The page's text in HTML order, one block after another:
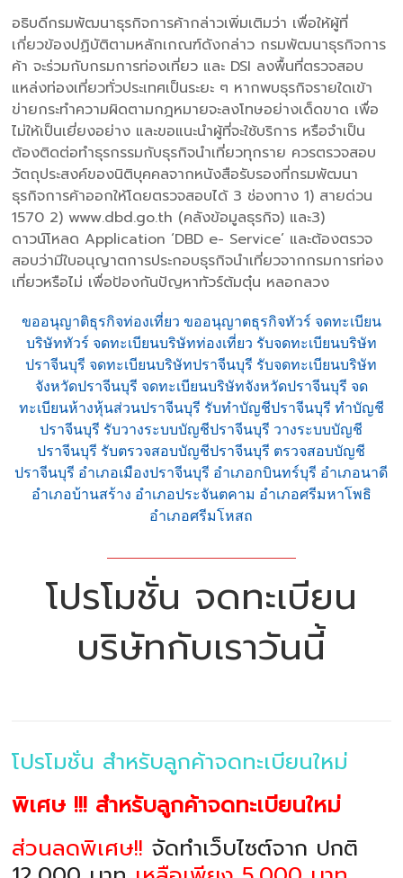
อธิบดีกรมพัฒนาธุรกิจการค้ากล่าวเพิ่มเติมว่า เพื่อให้ผู้ที่
เกี่ยวข้องปฏิบัติตามหลักเกณฑ์ดังกล่าว กรมพัฒนาธุรกิจการ
ค้า จะร่วมกับกรมการท่องเที่ยว และ DSI ลงพื้นที่ตรวจสอบ
แหล่งท่องเที่ยวทั่วประเทศเป็นระยะ ๆ หากพบธุรกิจรายใดเข้า
ข่ายกระทำความผิดตามกฎหมายจะลงโทษอย่างเด็ดขาด เพื่อ
ไม่ให้เป็นเยี่ยงอย่าง และขอแนะนำผู้ที่จะใช้บริการ หรือจำเป็น
ต้องติดต่อทำธุรกรรมกับธุรกิจนำเที่ยวทุกราย ควรตรวจสอบ
วัตถุประสงค์ของนิติบุคคลจากหนังสือรับรองที่กรมพัฒนา
ธุรกิจการค้าออกให้โดยตรวจสอบได้ 3 ช่องทาง 1) สายด่วน
1570 2) www.dbd.go.th (คลังข้อมูลธุรกิจ) และ3)
ดาวน์โหลด Application ‘DBD e- Service’ และต้องตรวจ
สอบว่ามีใบอนุญาตการประกอบธุรกิจนำเที่ยวจากกรมการท่อง
เที่ยวหรือไม่ เพื่อป้องกันปัญหาทัวร์ต้มตุ๋น หลอกลวง
ขออนุญาติธุรกิจท่องเที่ยว ขออนุญาตธุรกิจทัวร์ จดทะเบียน
บริษัททัวร์ จดทะเบียนบริษัทท่องเที่ยว รับจดทะเบียนบริษัท
ปราจีนบุรี จดทะเบียนบริษัทปราจีนบุรี รับจดทะเบียนบริษัท
จังหวัดปราจีนบุรี จดทะเบียนบริษัทจังหวัดปราจีนบุรี จด
ทะเบียนห้างหุ้นส่วนปราจีนบุรี รับทำบัญชีปราจีนบุรี ทำบัญชี
ปราจีนบุรี รับวางระบบบัญชีปราจีนบุรี วางระบบบัญชี
ปราจีนบุรี รับตรวจสอบบัญชีปราจีนบุรี ตรวจสอบบัญชี
ปราจีนบุรี อำเภอเมืองปราจีนบุรี อำเภอกบินทร์บุรี อำเภอนาดี
อำเภอบ้านสร้าง อำเภอประจันตคาม อำเภอศรีมหาโพธิ
อำเภอศรีมโหสถ
โปรโมชั่น จดทะเบียน
บริษัทกับเราวันนี้
โปรโมชั่น สำหรับลูกค้าจดทะเบียนใหม่
พิเศษ !!! สำหรับลูกค้าจดทะเบียนใหม่
ส่วนลดพิเศษ!! จัดทำเว็บไซต์จาก ปกติ